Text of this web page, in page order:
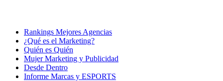
Rankings Mejores Agencias
¿Qué es el Marketing?
Quién es Quién
Mujer Marketing y Publicidad
Desde Dentro
Informe Marcas y ESPORTS